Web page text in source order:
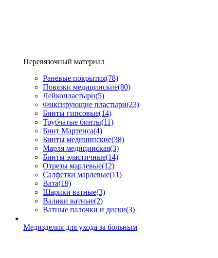
Перевязочный материал
Раневые покрытия(78)
Повязки медицинские(80)
Лейкопластыри(5)
Фиксирующие пластыри(23)
Бинты гипсовые(14)
Трубчатые бинты(11)
Бинт Мартенса(4)
Бинты медицинские(38)
Марля медицинская(3)
Бинты эластичные(14)
Отрезы марлевые(12)
Салфетки марлевые(11)
Вата(19)
Шарики ватные(3)
Валики ватные(2)
Ватные палочки и диски(3)
Медизделия для ухода за больным